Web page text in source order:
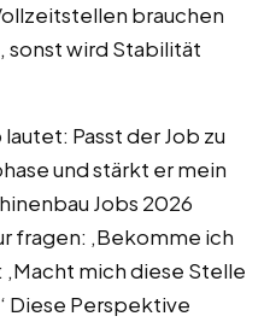
brauchen
wird Stabilität
Passt der Job zu
und stärkt er mein
Jobs 2026
fragen: ‚Bekomme ich
mich diese Stelle
Diese Perspektive